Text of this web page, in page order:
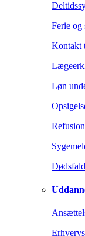
Ferie og
Kontakt
Løn
Dødsfald